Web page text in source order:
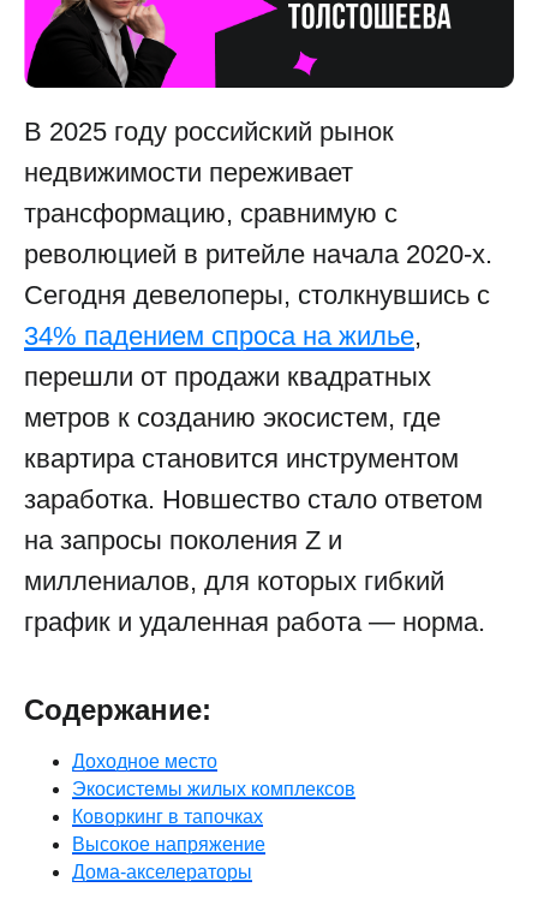
В 2025 году российский рынок
недвижимости переживает
трансформацию, сравнимую с
революцией в ритейле начала 2020-х.
Сегодня девелоперы, столкнувшись с
34% падением спроса на жилье,
перешли от продажи квадратных
метров к созданию экосистем, где
квартира становится инструментом
заработка. Новшество стало ответом
на запросы поколения Z и
миллениалов, для которых гибкий
график и удаленная работа — норма.
Содержание:
Доходное место
Экосистемы жилых комплексов
Коворкинг в тапочках
Высокое напряжение
Дома-акселераторы